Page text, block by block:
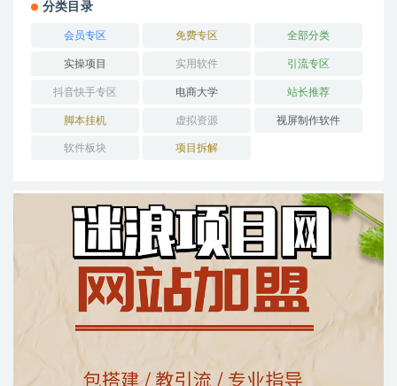
分类目录
会员专区 免费专区 全部分类
实操项目 实用软件 引流专区
抖音快手专区 电商大学 站长推荐
脚本挂机 虚拟资源 视屏制作软件
软件板块 项目拆解